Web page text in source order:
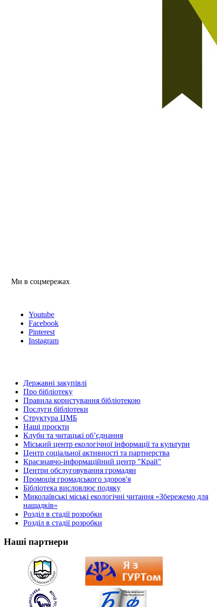
Ми в соцмережах
Youtube
Facebook
Pinterest
Instagram
Державні закупівлі
Про бібліотеку
Правила користування бібліотекою
Послуги бібліотеки
Структура ЦМБ
Наші проєкти
Клуби та читацькі об’єднання
Міський центр екологічної інформації та культури
Центр соціальної активності та партнерства
Краєзнавчо-інформаційний центр "Край"
Центри обслуговування громадян
Промоція громадського здоров'я
Бібліотека висловлює подяку
Миколаївські міські екологічні читання «Збережемо для
нащадків»
Розділ в стадії розробки
Розділ в стадії розробки
Наші партнери